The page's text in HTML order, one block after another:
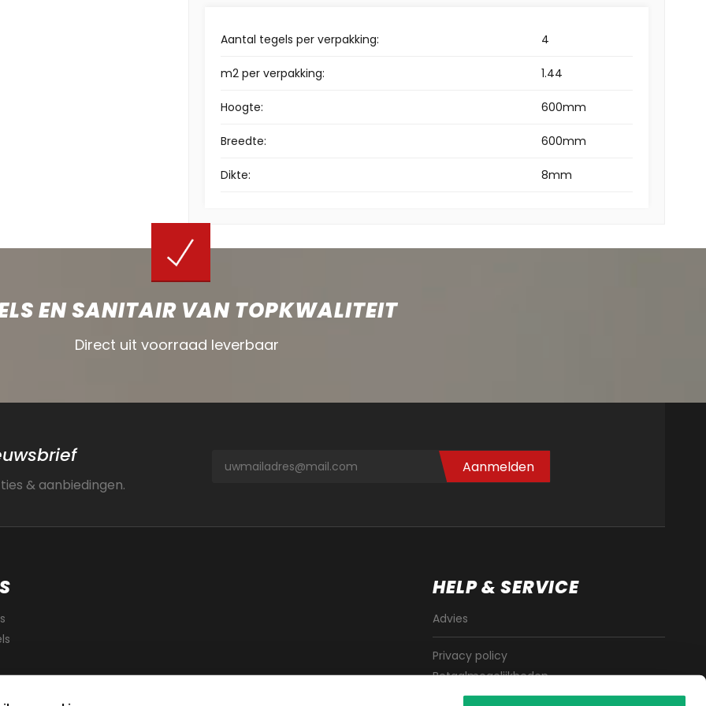
Aantal tegels per verpakking: 4
m2 per verpakking: 1.44
Hoogte: 600mm
Breedte: 600mm
Dikte: 8mm
EN SANITAIR VAN TOPKWALITEIT
Direct uit voorraad leverbaar
& aanbiedingen.
Aanmelden
HELP & SERVICE
Advies
Privacy policy
Betaalmogelijkheden
Algemene voorwaarden